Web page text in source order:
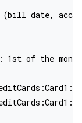
date,
1st of the month